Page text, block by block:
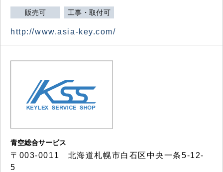
販売可 工事・取付可
http://www.asia-key.com/
青空総合サービス
〒003-0011 北海道札幌市白石区中央一条5-12-
5